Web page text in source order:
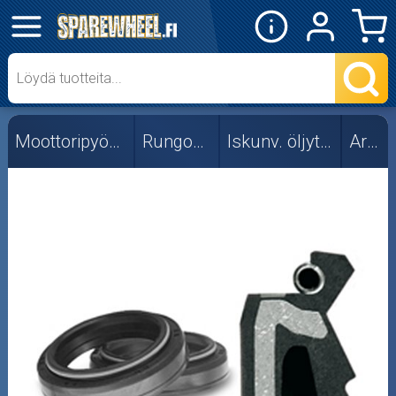
✕
Mopon osat
Skootterin osat
Crossipyörän osat
Mopoauton osat
Mönkijän osat
Moottoripyörän osat Rungon osat Iskunv. öljytiivisteet Ariete